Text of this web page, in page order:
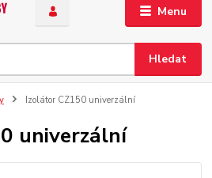
Menu
Hledat
Izolátor CZ150 univerzální
univerzální